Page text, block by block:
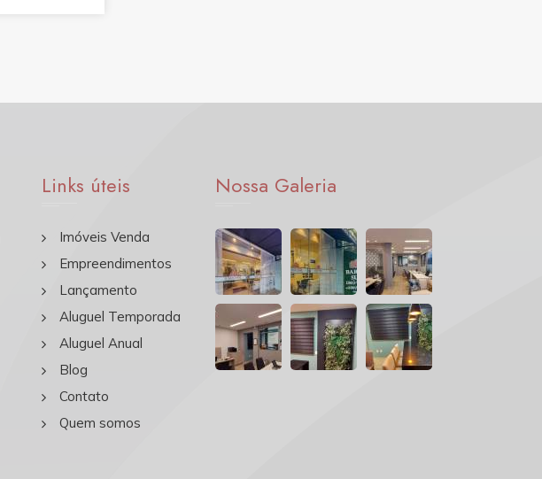
Links úteis
Imóveis Venda
Empreendimentos
Lançamento
Aluguel Temporada
Aluguel Anual
Blog
Contato
Quem somos
Nossa Galeria